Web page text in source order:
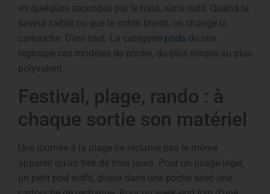
en quelques secondes par le haut, sans outil. Quand la
saveur faiblit ou que le coton brunit, on change la
cartouche. C’est tout. La catégorie pods du site
regroupe ces modèles de poche, du plus simple au plus
polyvalent.
Festival, plage, rando : à
chaque sortie son matériel
Une journée à la plage ne réclame pas le même
appareil qu’un trek de trois jours. Pour un usage léger,
un petit pod suffit, glissé dans une poche avec une